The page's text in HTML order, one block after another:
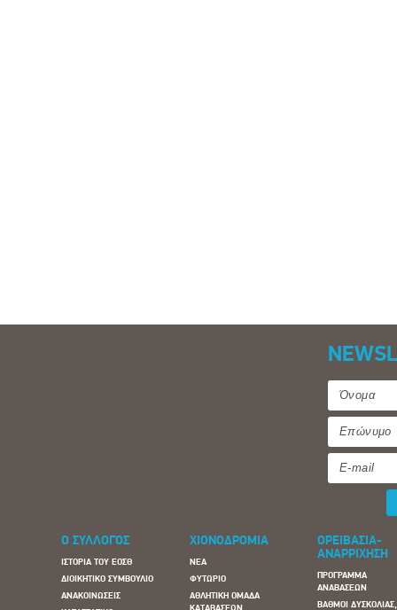
Ο ΣΥΛΛΟΓΟΣ
ΙΣΤΟΡΙΑ ΤΟΥ ΕΟΣΘ
ΔΙΟΙΚΗΤΙΚΟ ΣΥΜΒΟΥΛΙΟ
ΑΝΑΚΟΙΝΩΣΕΙΣ
ΧΙΟΝΟΔΡΟΜΙΑ
ΝΕΑ
ΦΥΤΩΡΙΟ
ΑΘΛΗΤΙΚΗ ΟΜΑΔΑ
ΟΡΕΙΒΑΣΙΑ-
ΑΝΑΡΡΙΧΗΣΗ
ΠΡΟΓΡΑΜΜΑ
ΑΝΑΒΑΣΕΩΝ
ΒΑΘΜΟΙ ΔΥΣΚΟΛΙΑΣ,